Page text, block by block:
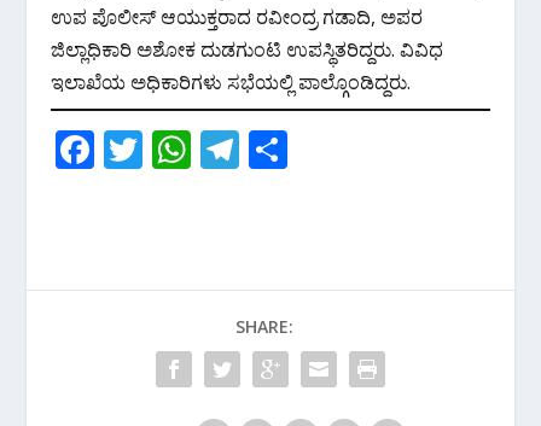
ಉಪ ಪೊಲೀಸ್ ಆಯುಕ್ತರಾದ ರವೀಂದ್ರ ಗಡಾದಿ, ಅಪರ
ಜಿಲ್ಲಾಧಿಕಾರಿ ಅಶೋಕ ದುಡಗುಂಟಿ ಉಪಸ್ಥಿತರಿದ್ದರು. ವಿವಿಧ
ಇಲಾಖೆಯ ಅಧಿಕಾರಿಗಳು ಸಭೆಯಲ್ಲಿ ಪಾಲ್ಗೊಂಡಿದ್ದರು.
F
o
T W
A
p
p
T
a
m
SHARE: